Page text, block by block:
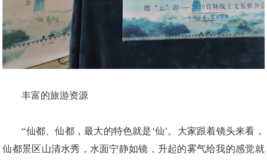
丰富的旅游资源
“仙都、仙都，最大的特色就是‘仙’。大家跟着镜头来看，
仙都景区山清水秀，水面宁静如镜，升起的雾气给我的感觉就